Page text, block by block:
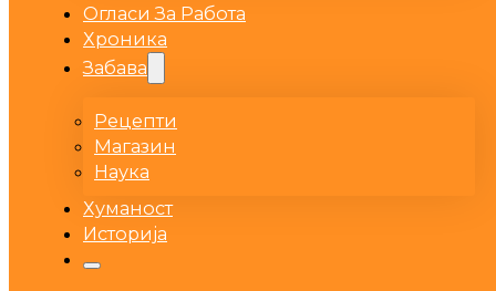
Огласи За Работа
Хроника
Забава
Рецепти
Магазин
Наука
Хуманост
Историја